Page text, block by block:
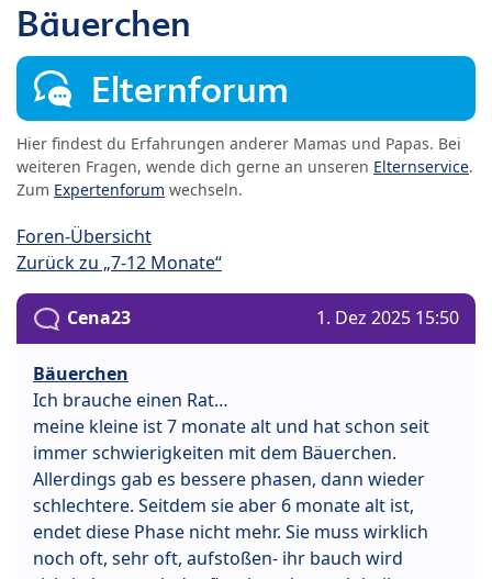
Bäuerchen
Elternforum
Hier findest du Erfahrungen anderer Mamas und Papas. Bei
weiteren Fragen, wende dich gerne an unseren Elternservice.
Zum Expertenforum wechseln.
Foren-Übersicht
Zurück zu „7-12 Monate“
Cena23 1. Dez 2025 15:50
Bäuerchen
Ich brauche einen Rat…
meine kleine ist 7 monate alt und hat schon seit
immer schwierigkeiten mit dem Bäuerchen.
Allerdings gab es bessere phasen, dann wieder
schlechtere. Seitdem sie aber 6 monate alt ist,
endet diese Phase nicht mehr. Sie muss wirklich
noch oft, sehr oft, aufstoßen- ihr bauch wird